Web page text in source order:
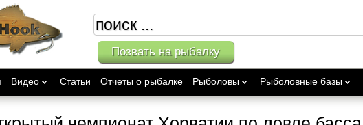
Позвать на рыбалку
Видео Статьи Отчеты о рыбалке Рыболовы Рыболовные базы